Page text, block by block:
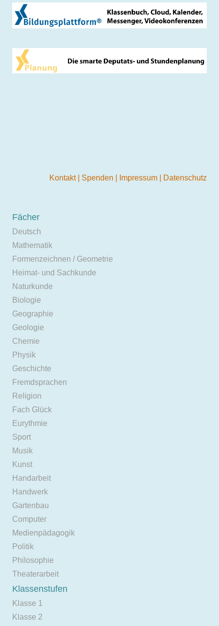
Kontakt Spenden Impressum Datenschutz
Fächer
Deutsch
Mathematik
Formenzeichnen / Geometrie
Heimat- und Sachkunde
Naturkunde
Biologie
Geographie
Geologie
Chemie
Physik
Geschichte
Fremdsprachen
Religion
Fach Glück
Eurythmie
Sport
Musik
Kunst
Handarbeit
Handwerk
Gartenbau
Computer
Medienpädagogik
Politik
Philosophie
Theaterarbeit
Klassenstufen
Klasse 1
Klasse 2